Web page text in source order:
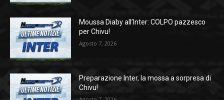
Moussa Diaby all’Inter: COLPO pazzesco
per Chivu!
Agosto 7, 2026
Preparazione Inter, la mossa a sorpresa di
Chivu!